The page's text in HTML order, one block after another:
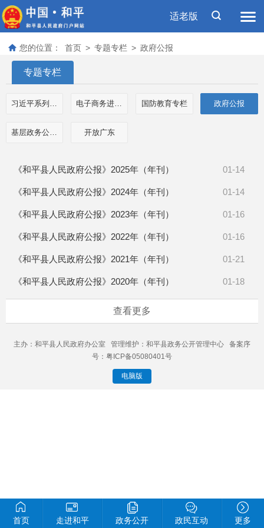
适老版
您的位置： 首页 > 专题专栏 > 政府公报
专题专栏
习近平系列重要讲话数据库 电子商务进农村示范工作专栏 国防教育专栏 政府公报
基层政务公开事项标准目录 开放广东
01-14
《和平县人民政府公报》2025年（年刊）
01-14
《和平县人民政府公报》2024年（年刊）
01-16
《和平县人民政府公报》2023年（年刊）
01-16
《和平县人民政府公报》2022年（年刊）
01-21
《和平县人民政府公报》2021年（年刊）
01-18
《和平县人民政府公报》2020年（年刊）
查看更多
主办：和平县人民政府办公室 管理维护：和平县政务公开管理中心 备案序
号：粤ICP备05080401号
电脑版
首页 走进和平 政务公开 政民互动 更多